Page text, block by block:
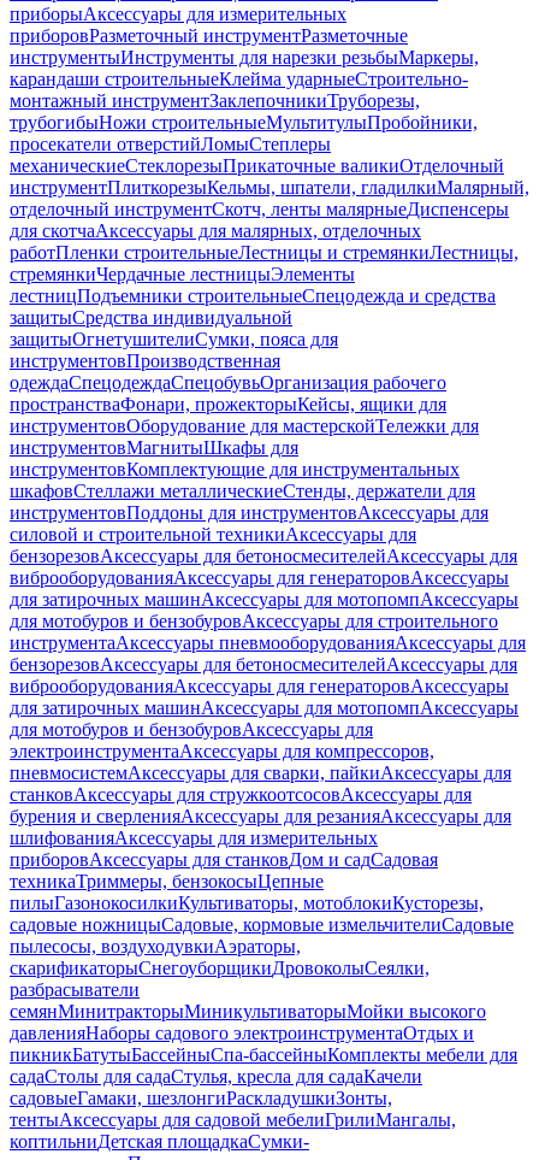
приборыАксессуары для измерительных
приборовРазметочный инструментРазметочные
инструментыИнструменты для нарезки резьбыМаркеры,
карандаши строительныеКлейма ударныеСтроительно-
монтажный инструментЗаклепочникиТруборезы,
трубогибыНожи строительныеМультитулыПробойники,
просекатели отверстийЛомыСтеплеры
механическиеСтеклорезыПрикаточные валикиОтделочный
инструментПлиткорезыКельмы, шпатели, гладилкиМалярный,
отделочный инструментСкотч, ленты малярныеДиспенсеры
для скотчаАксессуары для малярных, отделочных
работПленки строительныеЛестницы и стремянкиЛестницы,
стремянкиЧердачные лестницыЭлементы
лестницПодъемники строительныеСпецодежда и средства
защитыСредства индивидуальной
защитыОгнетушителиСумки, пояса для
инструментовПроизводственная
одеждаСпецодеждаСпецобувьОрганизация рабочего
пространстваФонари, прожекторыКейсы, ящики для
инструментовОборудование для мастерскойТележки для
инструментовМагнитыШкафы для
инструментовКомплектующие для инструментальных
шкафовСтеллажи металлическиеСтенды, держатели для
инструментовПоддоны для инструментовАксессуары для
силовой и строительной техникиАксессуары для
бензорезовАксессуары для бетоносмесителейАксессуары для
виброоборудованияАксессуары для генераторовАксессуары
для затирочных машинАксессуары для мотопомпАксессуары
для мотобуров и бензобуровАксессуары для строительного
инструментаАксессуары пневмооборудованияАксессуары для
бензорезовАксессуары для бетоносмесителейАксессуары для
виброоборудованияАксессуары для генераторовАксессуары
для затирочных машинАксессуары для мотопомпАксессуары
для мотобуров и бензобуровАксессуары для
электроинструментаАксессуары для компрессоров,
пневмосистемАксессуары для сварки, пайкиАксессуары для
станковАксессуары для стружкоотсосовАксессуары для
бурения и сверленияАксессуары для резанияАксессуары для
шлифованияАксессуары для измерительных
приборовАксессуары для станковДом и садСадовая
техникаТриммеры, бензокосыЦепные
пилыГазонокосилкиКультиваторы, мотоблокиКусторезы,
садовые ножницыСадовые, кормовые измельчителиСадовые
пылесосы, воздуходувкиАэраторы,
скарификаторыСнегоуборщикиДровоколыСеялки,
разбрасыватели
семянМинитракторыМиникультиваторыМойки высокого
давленияНаборы садового электроинструментаОтдых и
пикникБатутыБассейныСпа-бассейныКомплекты мебели для
садаСтолы для садаСтулья, кресла для садаКачели
садовыеГамаки, шезлонгиРаскладушкиЗонты,
тентыАксессуары для садовой мебелиГрилиМангалы,
коптильниДетская площадкаСумки-